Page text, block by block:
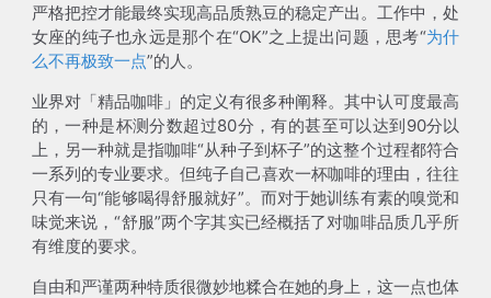
严格把控才能最终实现高品质熟豆的稳定产出。工作中，处
女座的纯子也永远是那个在“OK”之上提出问题，思考“为什
么不再极致一点”的人。
业界对「精品咖啡」的定义有很多种阐释。其中认可度最高
的，一种是杯测分数超过80分，有的甚至可以达到90分以
上，另一种就是指咖啡“从种子到杯子”的这整个过程都符合
一系列的专业要求。但纯子自己喜欢一杯咖啡的理由，往往
只有一句“能够喝得舒服就好”。而对于她训练有素的嗅觉和
味觉来说，“舒服”两个字其实已经概括了对咖啡品质几乎所
有维度的要求。
自由和严谨两种特质很微妙地糅合在她的身上，这一点也体